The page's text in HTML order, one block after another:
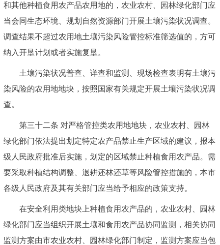
和其他种植食用农产品农用地的，农业农村、园林绿化部门应
当会同生态环境、规划自然资源部门开展土壤污染状况调查。
调查结果不超过农用地土壤污染风险管控标准筛选值的，方可
纳入开垦计划或者实施复垦。
土壤污染状况普查、详查和监测、现场检查表明有土壤污
染风险的农用地地块，按照国家有关规定开展土壤污染状况调
查。
第三十二条 对严格管控类农用地地块，农业农村、园林
绿化部门依法提出划定特定农产品禁止生产区域的建议，报本
级人民政府批准后实施，划定的区域禁止种植食用农产品。需
要采取种植结构调整、退耕还林还草等风险管控措施的，本市
各级人民政府及其有关部门应当给予相应的政策支持。
在安全利用类地块上种植食用农产品的，农业农村、园林
绿化部门应当组织开展土壤和食用农产品协同监测，相关协同
监测方案由市农业农村、园林绿化部门制定，监测方案应当包